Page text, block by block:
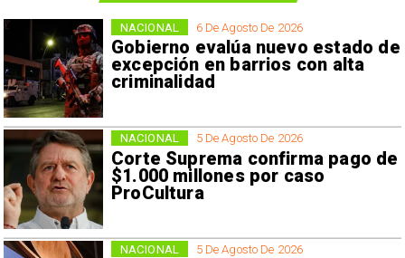
6 De Agosto De 2026
Gobierno evalúa nuevo estado de
excepción en barrios con alta
criminalidad
NACIONAL
5 De Agosto De 2026
Corte Suprema confirma pago de
$1.000 millones por caso
ProCultura
NACIONAL
5 De Agosto De 2026
NACIONAL